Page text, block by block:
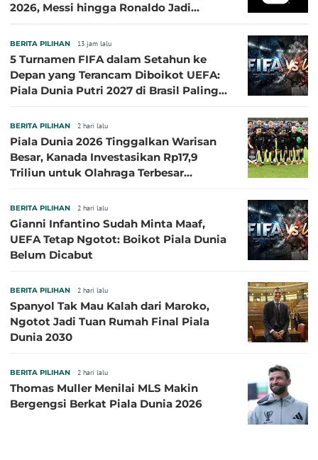
2026, Messi hingga Ronaldo Jadi
BERITA PILIHAN 13 jam lalu
5 Turnamen FIFA dalam Setahun ke
Depan yang Terancam Diboikot UEFA:
Piala Dunia Putri 2027 di Brasil Paling
BERITA PILIHAN 2 hari lalu
Piala Dunia 2026 Tinggalkan Warisan
Besar, Kanada Investasikan Rp17,9
Triliun untuk Olahraga Terbesar
BERITA PILIHAN 2 hari lalu
Gianni Infantino Sudah Minta Maaf,
UEFA Tetap Ngotot: Boikot Piala Dunia
Belum Dicabut
BERITA PILIHAN 2 hari lalu
Spanyol Tak Mau Kalah dari Maroko,
Ngotot Jadi Tuan Rumah Final Piala
Dunia 2030
BERITA PILIHAN 2 hari lalu
Thomas Muller Menilai MLS Makin
Bergengsi Berkat Piala Dunia 2026